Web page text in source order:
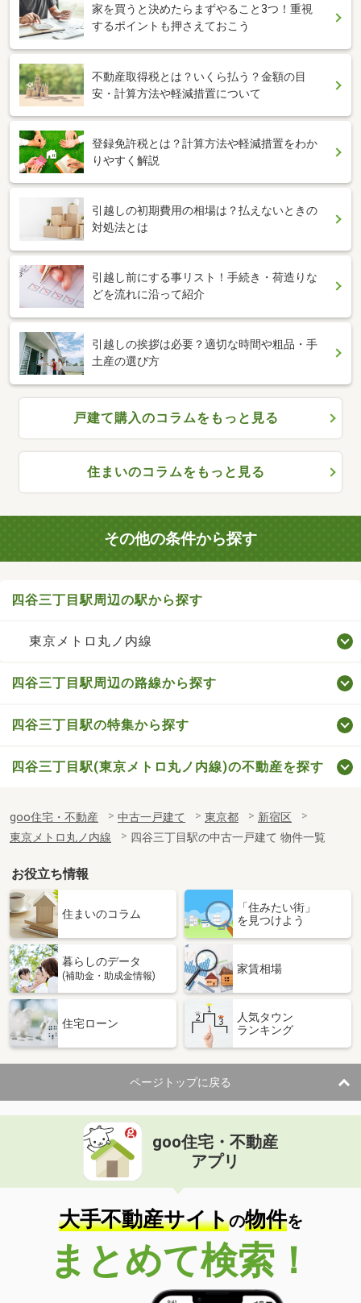
家を買うと決めたらまずやること3つ！重視
するポイントも押さえておこう
不動産取得税とは？いくら払う？金額の目
安・計算方法や軽減措置について
登録免許税とは？計算方法や軽減措置をわか
りやすく解説
引越しの初期費用の相場は？払えないときの
対処法とは
引越し前にする事リスト！手続き・荷造りな
どを流れに沿って紹介
引越しの挨拶は必要？適切な時間や粗品・手
土産の選び方
戸建て購入のコラムをもっと見る
住まいのコラムをもっと見る
その他の条件から探す
四谷三丁目駅周辺の駅から探す
東京メトロ丸ノ内線
四谷三丁目駅周辺の路線から探す
四谷三丁目駅の特集から探す
四谷三丁目駅(東京メトロ丸ノ内線)の不動産を探す
goo住宅・不動産 中古一戸建て 東京都
新宿区
東京メトロ丸ノ内線
四谷三丁目駅の中古一戸建て 物件一覧
お役立ち情報
住まいのコラム
「住みたい街」
を見つけよう
暮らしのデータ
(補助金・助成金情報)
家賃相場
住宅ローン
人気タウン
ランキング
ページトップに戻る
goo住宅・不動産
アプリ
大手不動産サイトの物件を
まとめて検索！